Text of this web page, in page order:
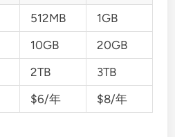
512MB
1GB
10GB
20GB
2TB
3TB
$6/年 $8/年